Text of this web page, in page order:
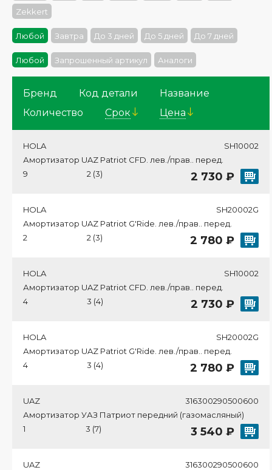
Zekkert
Любой Завтра До 3 дней До 5 дней До 7 дней
Любой Запрошенный артикул Аналоги
Бренд Код детали
Название
Количество
Cрок Цена
HOLA
SH10002
Амортизатор UAZ Patriot CFD. лев./прав.. перед.
9
2 (3) 2 730 ₽
HOLA
SH20002G
Амортизатор UAZ Patriot G'Ride. лев./прав.. перед.
2
2 (3) 2 780 ₽
HOLA
SH10002
Амортизатор UAZ Patriot CFD. лев./прав.. перед.
4
3 (4) 2 730 ₽
HOLA
SH20002G
Амортизатор UAZ Patriot G'Ride. лев./прав.. перед.
4
3 (4) 2 780 ₽
UAZ
316300290500600
Амортизатор УАЗ Патриот передний (газомасляный)
1
3 (7) 3 540 ₽
UAZ
316300290500600